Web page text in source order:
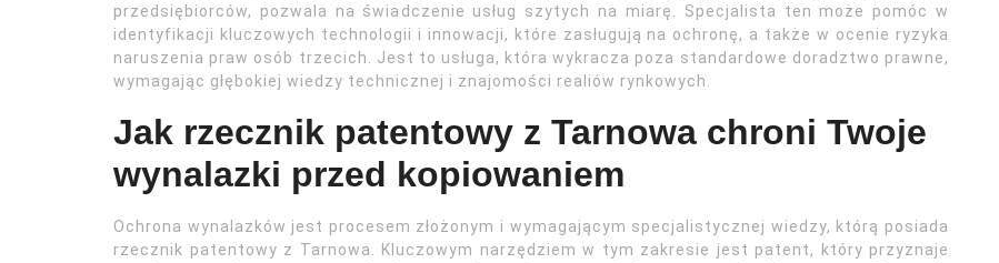
przedsiębiorców, pozwala na świadczenie usług szytych na miarę. Specjalista ten może pomóc w
identyfikacji kluczowych technologii i innowacji, które zasługują na ochronę, a także w ocenie ryzyka
naruszenia praw osób trzecich. Jest to usługa, która wykracza poza standardowe doradztwo prawne,
wymagając głębokiej wiedzy technicznej i znajomości realiów rynkowych.
Jak rzecznik patentowy z Tarnowa chroni Twoje
wynalazki przed kopiowaniem
Ochrona wynalazków jest procesem złożonym i wymagającym specjalistycznej wiedzy, którą posiada
rzecznik patentowy z Tarnowa. Kluczowym narzędziem w tym zakresie jest patent, który przyznaje